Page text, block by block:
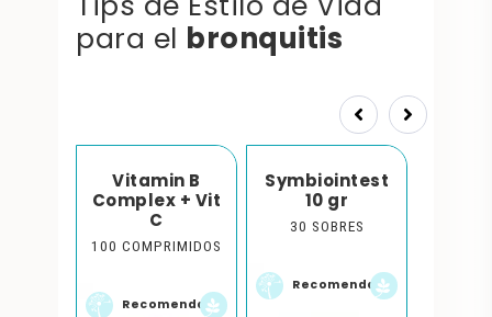
para el bronquitis
Prev
Vitamin B
Complex + Vit
C
100 COMPRIMIDOS
Recomendado
Symbiointest
10 gr
30 SOBRES
Recomendado
Next